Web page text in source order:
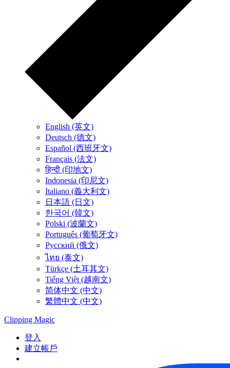
English (英文)
Deutsch (德文)
Español (西班牙文)
Français (法文)
हिन्दी (印地文)
Indonesia (印尼文)
Italiano (義大利文)
日本語 (日文)
한국어 (韓文)
Polski (波蘭文)
Português (葡萄牙文)
Русский (俄文)
ไทย (泰文)
Türkçe (土耳其文)
Tiếng Việt (越南文)
简体中文 (中文)
繁體中文 (中文)
Clipping Magic
登入
建立帳戶